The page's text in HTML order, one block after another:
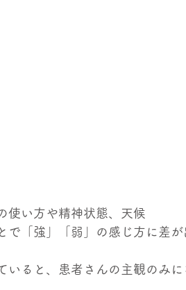
使い方や精神状態、天候
で「強」「弱」の感じ方に差
いると、患者さんの主観のみ